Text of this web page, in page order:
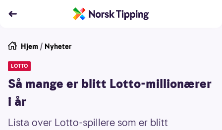
Hjem / Nyheter
LOTTO
Så mange er blitt Lotto-millionærer
i år
Lista over Lotto-spillere som er blitt